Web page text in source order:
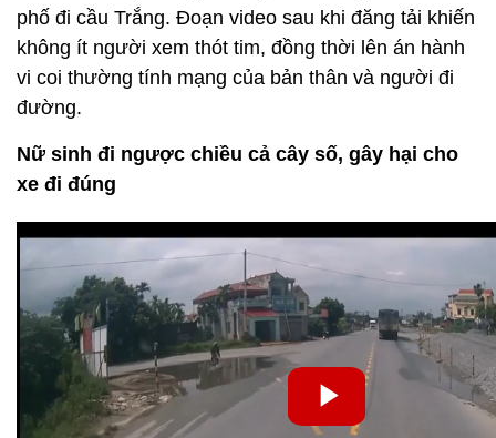
phố đi cầu Trắng. Đoạn video sau khi đăng tải khiến
không ít người xem thót tim, đồng thời lên án hành
vi coi thường tính mạng của bản thân và người đi
đường.
Nữ sinh đi ngược chiều cả cây số, gây hại cho
xe đi đúng